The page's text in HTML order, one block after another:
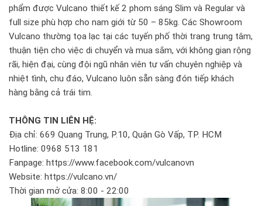
phẩm được Vulcano thiết kế 2 phom sáng Slim và Regular và
full size phù hợp cho nam giới từ 50 – 85kg. Các Showroom
Vulcano thường tọa lạc tại các tuyến phố thời trang trung tâm,
thuận tiện cho việc di chuyển và mua sắm, với không gian rộng
rãi, hiện đại, cùng đội ngũ nhân viên tư vấn chuyên nghiệp và
nhiệt tình, chu đáo, Vulcano luôn sẵn sàng đón tiếp khách
hàng bằng cả trái tim.
THÔNG TIN LIÊN HỆ:
Địa chỉ: 669 Quang Trung, P.10, Quận Gò Vấp, TP. HCM
Hotline: 0968 513 181
Fanpage: https://www.facebook.com/vulcanovn
Website: https://vulcano.vn/
Thời gian mở cửa: 8:00 - 22:00